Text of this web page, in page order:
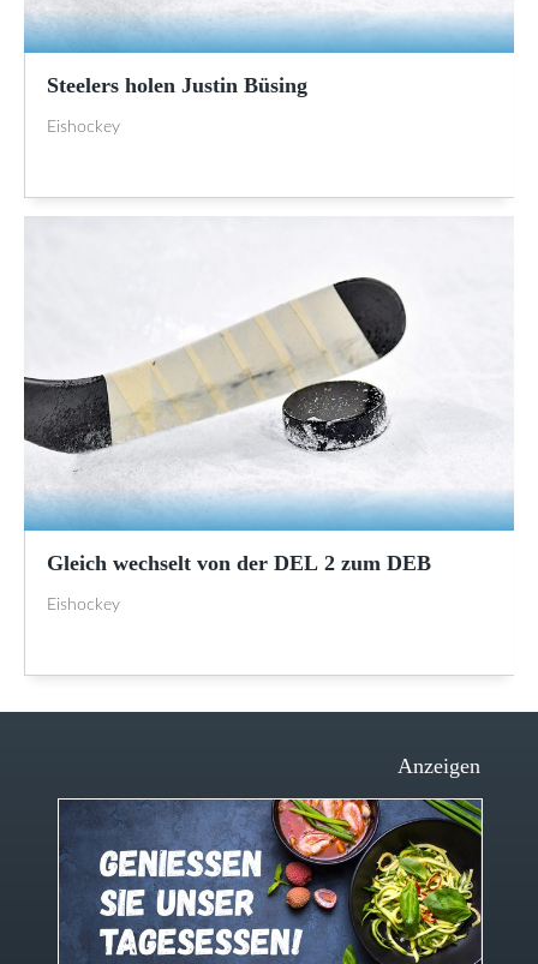
Steelers holen Justin Büsing
Eishockey
Gleich wechselt von der DEL 2 zum DEB
Eishockey
Anzeigen